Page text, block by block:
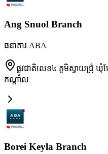
Ang Snuol Branch
ធនាគារ ABA
ផ្លូវជាតិលេខ៤ ភូមិស្វាយជ្រុំ ឃុំ
កណ្តាល
Borei Keyla Branch